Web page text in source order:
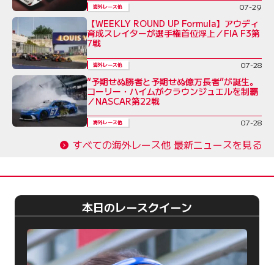
海外レース他 07-29
【WEEKLY ROUND UP Formula】アウディ
育成スレイターが選手権首位浮上／FIA F3第
7戦
海外レース他 07-28
“予期せぬ勝者と予期せぬ億万長者”が誕生。
コーリー・ハイムがクラウンジュエルを制覇
／NASCAR第22戦
海外レース他 07-28
すべての海外レース他 最新ニュースを見る
本日のレースクイーン